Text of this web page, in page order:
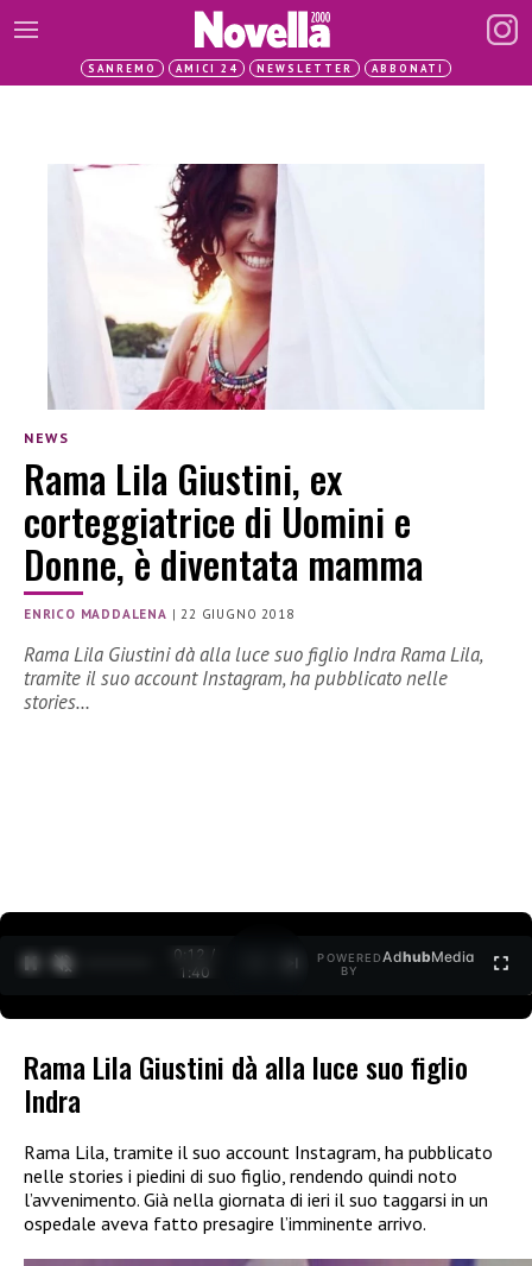
SANREMO AMICI 24 NEWSLETTER ABBONATI
NEWS
Rama Lila Giustini, ex
corteggiatrice di Uomini e
Donne, è diventata mamma
ENRICO MADDALENA |22 GIUGNO 2018
Rama Lila Giustini dà alla luce suo figlio Indra Rama Lila,
tramite il suo account Instagram, ha pubblicato nelle
stories…
0:13 /
1:40
POWERED
BY
AdhubMedia
Rama Lila Giustini dà alla luce suo figlio
Indra
Rama Lila, tramite il suo account Instagram, ha pubblicato
nelle stories i piedini di suo figlio, rendendo quindi noto
l’avvenimento. Già nella giornata di ieri il suo taggarsi in un
ospedale aveva fatto presagire l’imminente arrivo.